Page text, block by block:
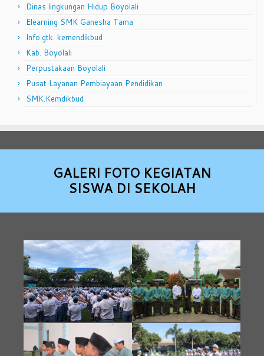
Dinas lingkungan Hidup Boyolali
Elearning SMK Ganesha Tama
Info.gtk. kemendikbud
Kab. Boyolali
Perpustakaan Boyolali
Pusat Layanan Pembiayaan Pendidikan
SMK.Kemdikbud
GALERI FOTO KEGIATAN
SISWA DI SEKOLAH